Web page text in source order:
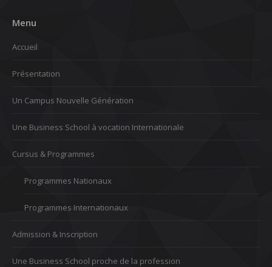
Menu
Accueil
Présentation
Un Campus Nouvelle Génération
Une Business School à vocation Internationale
Cursus & Programmes
Programmes Nationaux
Programmes Internationaux
Admission & Inscription
Une Business School proche de la profession